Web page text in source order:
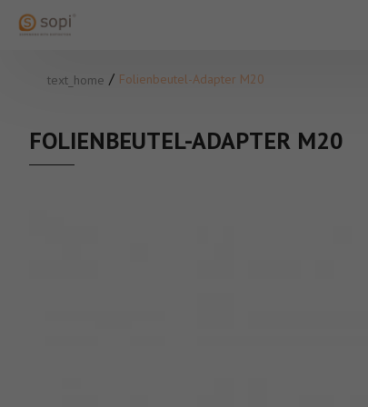
text_home Folienbeutel-Adapter M20
FOLIENBEUTEL-ADAPTER M20